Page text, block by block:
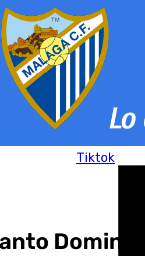
Tiktok